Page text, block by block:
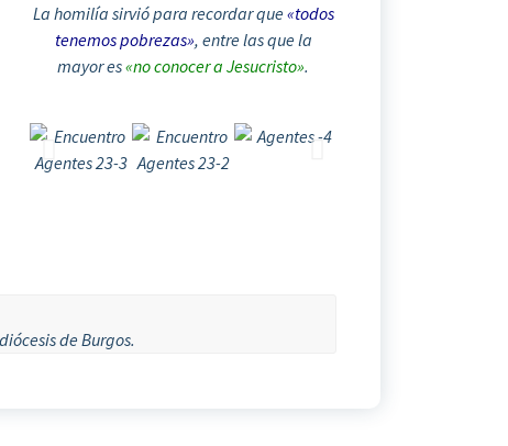
La homilía sirvió para recordar que«todos
tenemos pobrezas», entre las que la
mayor es«no conocer a Jesucristo».
de Burgos.